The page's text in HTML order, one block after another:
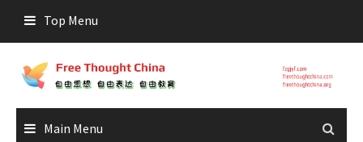
content
Top Menu
Main Menu